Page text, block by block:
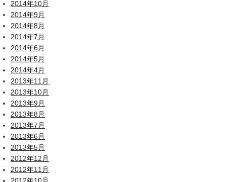
2014年10月
2014年9月
2014年8月
2014年7月
2014年6月
2014年5月
2014年4月
2013年11月
2013年10月
2013年9月
2013年8月
2013年7月
2013年6月
2013年5月
2012年12月
2012年11月